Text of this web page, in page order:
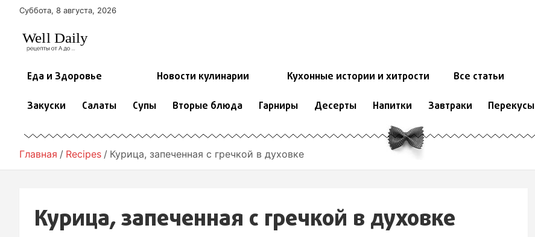
Суббота, 8 августа, 2026
Еда и Здоровье Новости кулинарии Кухонные истории и хитрости Все статьи
Закуски Салаты Супы Вторые блюда Гарниры Десерты Напитки Завтраки Перекусы
Главная Recipes Курица, запеченная с гречкой в духовке
Курица, запеченная с гречкой в духовке